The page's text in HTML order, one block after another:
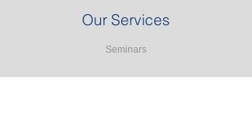
Our Services
Seminars